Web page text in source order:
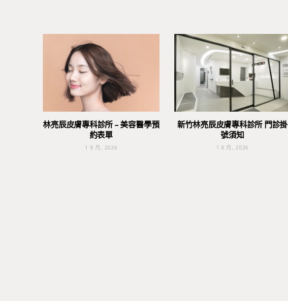
林亮辰皮膚專科診所 – 美容醫學預
約表單
1 8 月, 2026
新竹林亮辰皮膚專科診所 門診掛
號須知
1 8 月, 2026